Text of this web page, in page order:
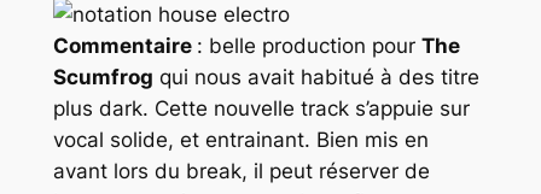
Commentaire : belle production pour The
Scumfrog qui nous avait habitué à des titre
plus dark. Cette nouvelle track s’appuie sur
vocal solide, et entrainant. Bien mis en
avant lors du break, il peut réserver de